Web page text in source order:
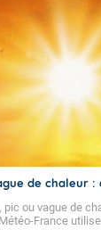
de chaleur
ou vague de
France